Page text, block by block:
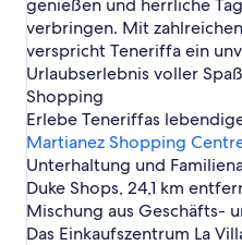
verbringen. Mit
verspricht Teneriffa ein
Urlaubserlebnis voller
Shopping
Erlebe Teneriffas
Martianez Shopping
Unterhaltung und
Duke Shops, 24,1 km
Mischung aus Geschäfts-
Das Einkaufszentrum La